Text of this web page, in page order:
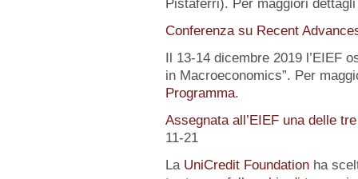
Pistaferri). Per maggiori
Conferenza su Recent
Il 13-14 dicembre 2019 l’EIEF
in Macroeconomics”. Per
Programma.
Assegnata all’EIEF una delle
11-21
La UniCredit Foundationha